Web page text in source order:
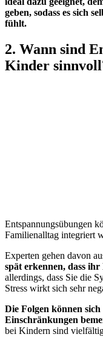
geben, sodass es sich
fühlt.
2. Wann sind
Kinder
Entspannungsübungen
Familienalltag integriert
Experten gehen davon
spät erkennen, dass
allerdings, dass Sie die
Stress wirkt sich sehr
Die Folgen können
Einschränkungen
bei Kindern sind